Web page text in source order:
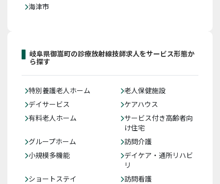
海津市
岐阜県御嵩町の診療放射線技師求人をサービス形態か
ら探す
特別養護老人ホーム
老人保健施設
デイサービス
ケアハウス
有料老人ホーム
サービス付き高齢者向
け住宅
グループホーム
訪問介護
小規模多機能
デイケア・通所リハビ
リ
ショートステイ
訪問看護